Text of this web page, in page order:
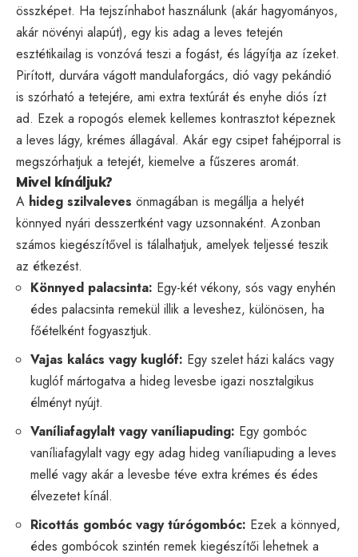
összképet. Ha tejszínhabot használunk (akár hagyományos,
akár növényi alapút), egy kis adag a leves tetején
esztétikailag is vonzóvá teszi a fogást, és lágyítja az ízeket.
Pirított, durvára vágott mandulaforgács, dió vagy pekándió
is szórható a tetejére, ami extra textúrát és enyhe diós ízt
ad. Ezek a ropogós elemek kellemes kontrasztot képeznek
a leves lágy, krémes állagával. Akár egy csipet fahéjporral is
megszórhatjuk a tetejét, kiemelve a fűszeres aromát.
Mivel kínáljuk?
A hideg szilvaleves önmagában is megállja a helyét
könnyed nyári desszertként vagy uzsonnaként. Azonban
számos kiegészítővel is tálalhatjuk, amelyek teljessé teszik
az étkezést.
Könnyed palacsinta: Egy-két vékony, sós vagy enyhén
édes palacsinta remekül illik a leveshez, különösen, ha
főételként fogyasztjuk.
Vajas kalács vagy kuglóf: Egy szelet házi kalács vagy
kuglóf mártogatva a hideg levesbe igazi nosztalgikus
élményt nyújt.
Vaníliafagylalt vagy vaníliapuding: Egy gombóc
vaníliafagylalt vagy egy adag hideg vaníliapuding a leves
mellé vagy akár a levesbe téve extra krémes és édes
élvezetet kínál.
Ricottás gombóc vagy túrógombóc: Ezek a könnyed,
édes gombócok szintén remek kiegészítői lehetnek a